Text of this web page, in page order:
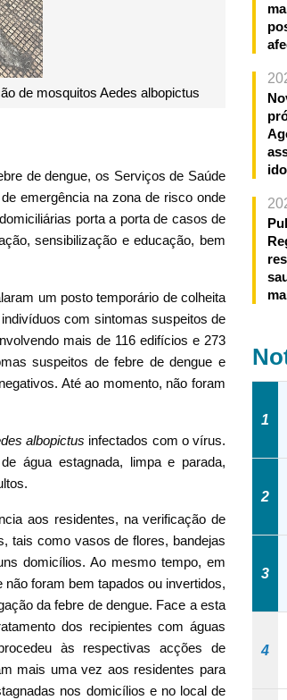
de mosquitos Aedes albopictus
de dengue, os Serviços de Saúde
emergência na zona de risco onde
porta a porta de casos de
sensibilização e educação, bem
um posto temporário de colheita
com sintomas suspeitos de
mais de 116 edifícios e 273
suspeitos de febre de dengue e
Até ao momento, não foram
albopictus infectados com o vírus.
água estagnada, limpa e parada,
aos residentes, na verificação de
tais como vasos de flores, bandejas
domicílios. Ao mesmo tempo, em
foram bem tapados ou invertidos,
da febre de dengue. Face a esta
dos recipientes com águas
às respectivas acções de
mais uma vez aos residentes para
nos domicílios e no local de
1
2
3
4